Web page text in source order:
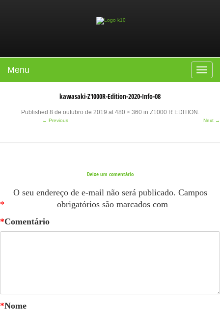
Toggle
Menu
kawasaki-Z1000R-Edition-2020-Info-08
Published 8 de outubro de 2019 at480 × 360in Z1000 R EDITION .
← Previous Next →
Deixe um comentário
O seu endereço de e-mail não será publicado. Campos
obrigatórios são marcados com
*
Comentário
*
Nome
*